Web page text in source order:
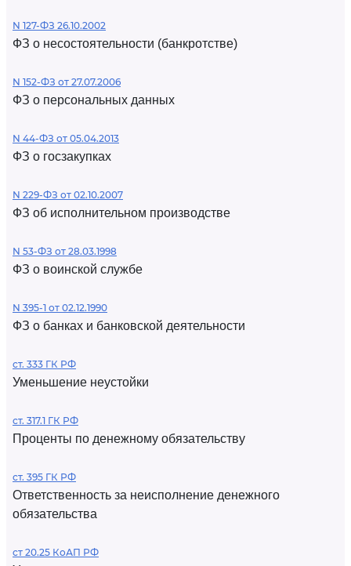
N 127-ФЗ 26.10.2002
ФЗ о несостоятельности (банкротстве)
N 152-ФЗ от 27.07.2006
ФЗ о персональных данных
N 44-ФЗ от 05.04.2013
ФЗ о госзакупках
N 229-ФЗ от 02.10.2007
ФЗ об исполнительном производстве
N 53-ФЗ от 28.03.1998
ФЗ о воинской службе
N 395-1 от 02.12.1990
ФЗ о банках и банковской деятельности
ст. 333 ГК РФ
Уменьшение неустойки
ст. 317.1 ГК РФ
Проценты по денежному обязательству
ст. 395 ГК РФ
Ответственность за неисполнение денежного
обязательства
ст 20.25 КоАП РФ